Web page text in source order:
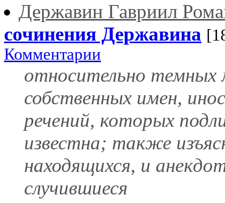
Державин Гавриил
сочинения Державина
Комментарии
относительно темных
собственных имен,
речений, которых
известна; также
находящихся, и
случившиеся